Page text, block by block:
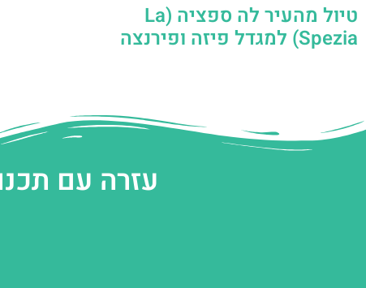
טיול מהעיר לה ספציה (La
Spezia) למגדל פיזה ופירנצה
עזרה עם